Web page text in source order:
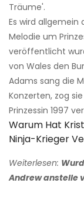
Träume'.
Es wird
Melodie um
veröffentlicht
von Wales den
Adams sang die
Konzerten, zog
Prinzessin 1997
Warum Hat
Ninja-Krieger
Weiterlesen:
Andrew anstelle